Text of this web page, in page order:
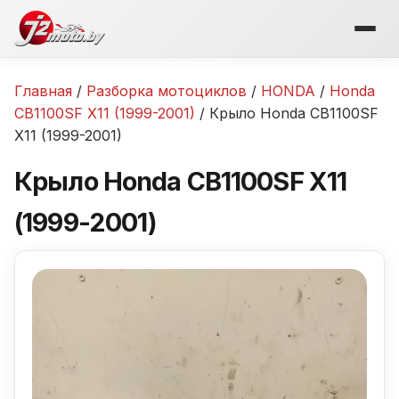
Перейти
Главная / Разборка мотоциклов / HONDA / Honda
CB1100SF X11 (1999-2001) / Крыло Honda CB1100SF
X11 (1999-2001)
Крыло Honda CB1100SF X11
(1999-2001)